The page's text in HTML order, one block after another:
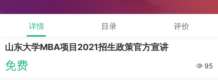
详情 目录 评价
山东大学MBA项目2021招生政策官方宣讲
免费 95